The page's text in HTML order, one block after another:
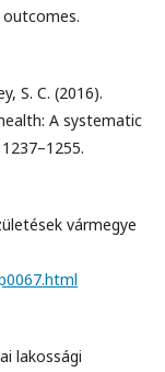
S. C. (2016).
A systematic
vármegye
lakossági